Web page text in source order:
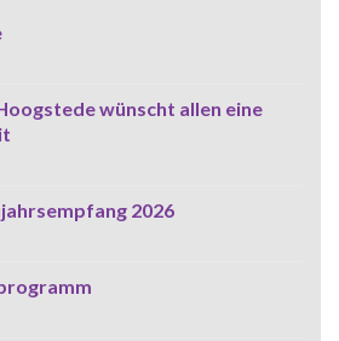
wünscht allen eine
2026